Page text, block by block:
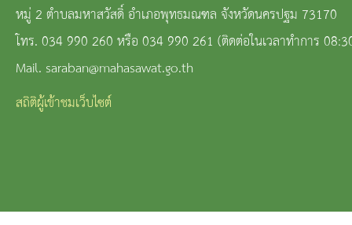
หมู่ 2 ตำบลมหาสวัสดิ์ อำเภอพุทธมณฑล จังหวัดนครปฐม 73170
โทร. 034 990 260 หรือ 034 990 261 (ติดต่อในเวลาทำการ
Mail. saraban@mahasawat.go.th
สถิติผู้เข้าชมเว็บไซต์